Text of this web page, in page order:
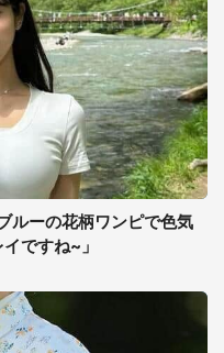
ルーの花柄ワンピで色気
ですね~」